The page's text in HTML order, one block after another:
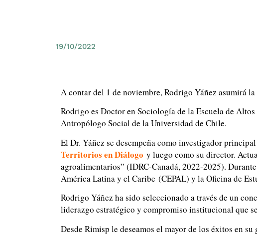
19/10/2022
A contar del 1 de noviembre, Rodrigo Yáñez asumirá
Rodrigo es Doctor en Sociología de la Escuela de
Antropólogo Social de la Universidad de Chile.
El Dr. Yáñez se desempeña como investigador
Territorios en Diálogo y luego como su director.
agroalimentarios” (IDRC-Canadá, 2022-2025).
América Latina y el Caribe (CEPAL) y la Oficina de
Rodrigo Yáñez ha sido seleccionado a través de un
liderazgo estratégico y compromiso institucional que
Desde Rimisp le deseamos el mayor de los éxitos en